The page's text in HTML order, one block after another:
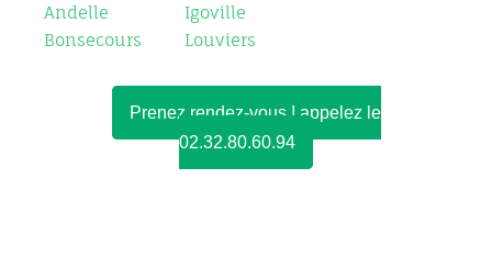
Andelle
Bonsecours
Igoville
Louviers
Prenez rendez-vous ! appelez le
02.32.80.60.94